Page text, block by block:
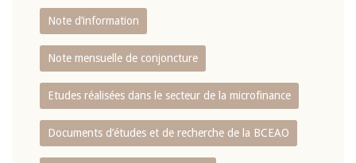
Note d’information
Note mensuelle de conjoncture
Etudes réalisées dans le secteur de la microfinance
Documents d’études et de recherche de la BCEAO